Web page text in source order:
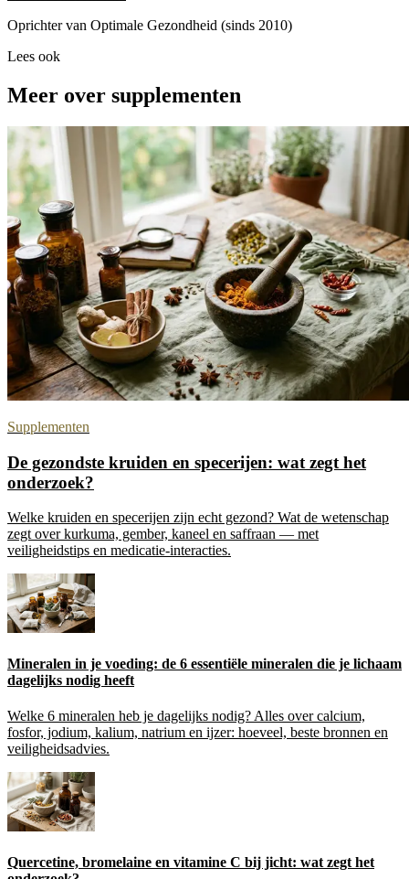
Oprichter van Optimale Gezondheid (sinds 2010)
Lees ook
Meer over supplementen
Supplementen
De gezondste kruiden en specerijen: wat zegt het
onderzoek?
Welke kruiden en specerijen zijn echt gezond? Wat de wetenschap
zegt over kurkuma, gember, kaneel en saffraan — met
veiligheidstips en medicatie-interacties.
Mineralen in je voeding: de 6 essentiële mineralen die je lichaam
dagelijks nodig heeft
Welke 6 mineralen heb je dagelijks nodig? Alles over calcium,
fosfor, jodium, kalium, natrium en ijzer: hoeveel, beste bronnen en
veiligheidsadvies.
Quercetine, bromelaine en vitamine C bij jicht: wat zegt het